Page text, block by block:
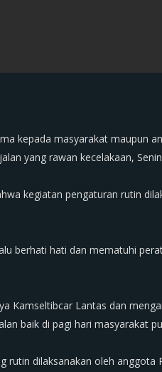
kepada masyarakat maupun
yang rawan kecelakaan,
kegiatan pengaturan rutin
berhati hati dan mematuhi
Kamseltibcar Lantas dan
baik di pagi hari masyarakat
rutin dilaksanakan oleh